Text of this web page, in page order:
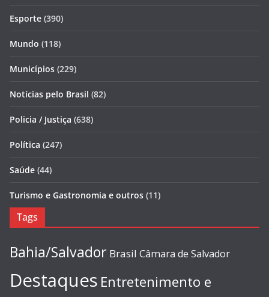
Esporte (390)
Mundo (118)
Municípios (229)
Notícias pelo Brasil (82)
Policia / Justiça (638)
Política (247)
Saúde (44)
Turismo e Gastronomia e outros (11)
Tags
Bahia/Salvador Brasil Câmara de Salvador
Destaques Entretenimento e